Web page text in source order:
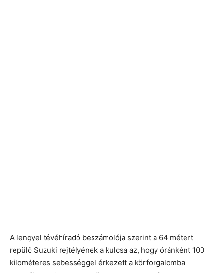
A lengyel tévéhíradó beszámolója szerint a 64 métert
repülő Suzuki rejtélyének a kulcsa az, hogy óránként 100
kilométeres sebességgel érkezett a körforgalomba,